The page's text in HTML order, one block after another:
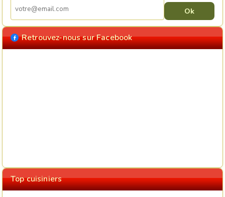
Retrouvez-nous sur Facebook
Top cuisiniers